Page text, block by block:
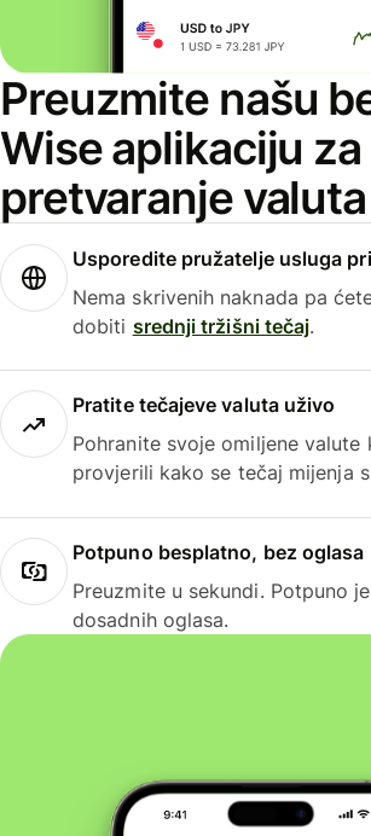
Preuzmite našu
Wise aplikaciju za
pretvaranje valuta
Usporedite pružatelje usluga
Nema skrivenih naknada pa
dobiti srednji tržišni tečaj.
Pratite tečajeve valuta uživo
Pohranite svoje omiljene valute
provjerili kako se tečaj mijenja
Potpuno besplatno, bez oglasa
Preuzmite u sekundi. Potpuno
dosadnih oglasa.